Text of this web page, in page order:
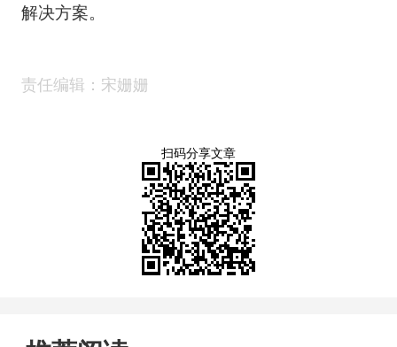
解决方案。
责任编辑：宋姗姗
扫码分享文章